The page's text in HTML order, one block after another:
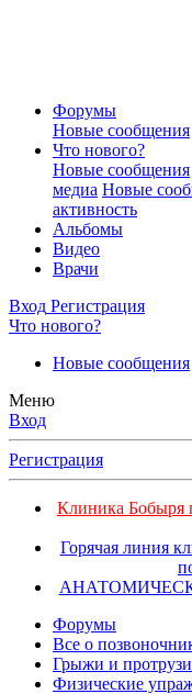
Форумы
Новые сообщения
Что нового?
Новые сообщения
медиа Новые
активность
Альбомы
Видео
Врачи
Вход Регистрация
Что нового?
Новые сообщения
Меню
Вход
Регистрация
Клиника Бобыря
Горячая линия
Форумы
Все о
Грыжи и
Физические